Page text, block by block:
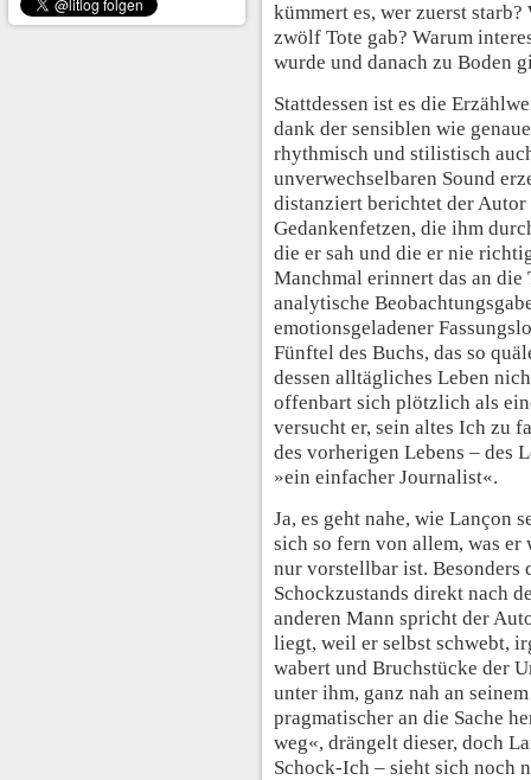
kümmert es, wer zuerst
zwölf Tote gab? Warum
wurde und danach zu Boden
Stattdessen ist es die
dank der sensiblen wie
rhythmisch und stilistisch
unverwechselbaren Sound
distanziert berichtet der
Gedankenfetzen, die ihm
die er sah und die er nie
Manchmal erinnert das an
analytische
emotionsgeladener
Fünftel des Buchs, das so
dessen alltägliches Leben
offenbart sich plötzlich als
versucht er, sein altes Ich zu
des vorherigen Lebens – des
»ein einfacher Journalist«.
Ja, es geht nahe, wie Lançon
sich so fern von allem, was
nur vorstellbar ist. Besonders
Schockzustands direkt nach
anderen Mann spricht der
liegt, weil er selbst schwebt,
wabert und Bruchstücke der
unter ihm, ganz nah an
pragmatischer an die Sache
weg«, drängelt dieser, doch
Schock-Ich – sieht sich noch